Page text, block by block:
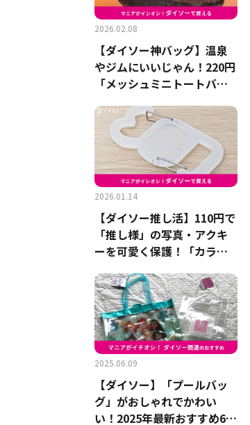
2026.02.08
【ダイソー神バッグ】温泉
やジムにいいじゃん！220円
「メッシュミニトートバッ
2026.01.14
【ダイソー推し活】110円で
「推し様」の写真・アクキ
ーを可愛く保護！「カラビ
すぎる！
2025.06.09
【ダイソー】「プールバッ
グ」がおしゃれでかわい
い！2025年最新おすすめ6選